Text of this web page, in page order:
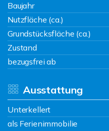
Baujahr
Nutzfläche (ca.)
Grundstücksfläche (ca.)
Zustand
bezugsfrei ab
Ausstattung
Unterkellert
als Ferienimmobilie